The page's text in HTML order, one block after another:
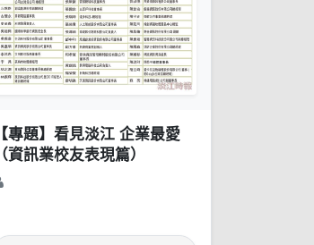
【專題】看見淡江 企業最愛
（資訊業校友表現篇）